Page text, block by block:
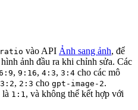
vào API Ảnh sang ảnh, để
ảnh đầu ra khi chỉnh sửa. Các
, 9:16, 4:3, 3:4 cho các mô
3:2, 2:3 cho gpt-image-2.
là 1:1 , và không thể kết hợp với